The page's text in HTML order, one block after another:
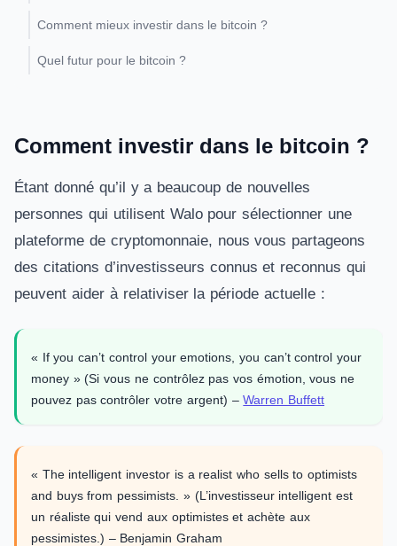
Comment mieux investir dans le bitcoin ?
Quel futur pour le bitcoin ?
Comment investir dans le bitcoin ?
Étant donné qu’il y a beaucoup de nouvelles
personnes qui utilisent Walo pour sélectionner une
plateforme de cryptomonnaie, nous vous partageons
des citations d’investisseurs connus et reconnus qui
peuvent aider à relativiser la période actuelle :
« If you can’t control your emotions, you can’t control your
money » (Si vous ne contrôlez pas vos émotion, vous ne
pouvez pas contrôler votre argent) –Warren Buffett
« The intelligent investor is a realist who sells to optimists
and buys from pessimists. » (L’investisseur intelligent est
un réaliste qui vend aux optimistes et achète aux
pessimistes.) – Benjamin Graham